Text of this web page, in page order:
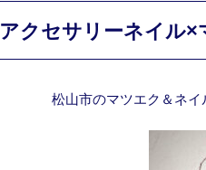
アクセサリーネイル
松山市のマツエク＆ネイ